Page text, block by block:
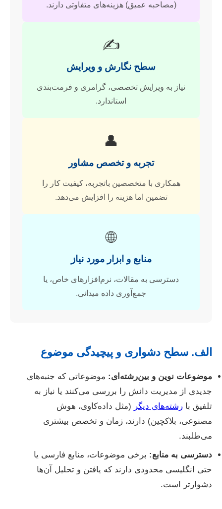
(مصاحبه عمیق) هزینه‌های متفاوتی دارند.
✍️
سطح نگارش و ویرایش
نیاز به ویرایش تخصصی، گرامری و فرمت‌بندی
استاندارد.
👤
تجربه و تخصص مشاور
همکاری با متخصصین باتجربه، کیفیت کار را
تضمین اما هزینه را افزایش می‌دهد.
🌐
منابع و ابزار مورد نیاز
دسترسی به مقالات، نرم‌افزارهای خاص، یا
جمع‌آوری داده میدانی.
الف. سطح دشواری و پیچیدگی موضوع
موضوعات نوین و بین‌رشته‌ای: موضوعاتی که جنبه‌های
جدیدی از مدیریت دانش را بررسی می‌کنند یا نیاز به
تلفیق با رشته‌های دیگر (مثل داده‌کاوی، هوش
مصنوعی، بلاکچین) دارند، زمان و تخصص بیشتری
می‌طلبند.
دسترسی به منابع: برخی موضوعات، منابع فارسی یا
حتی انگلیسی محدودی دارند که یافتن و تحلیل آن‌ها
دشوارتر است.